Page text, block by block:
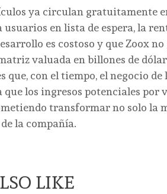
ya circulan gratuitamente
en lista de espera, la
es costoso y que Zoox
valuada en billones de
que, con el tiempo, el negocio
los ingresos potenciales por
transformar no solo la
la compañía.
LIKE